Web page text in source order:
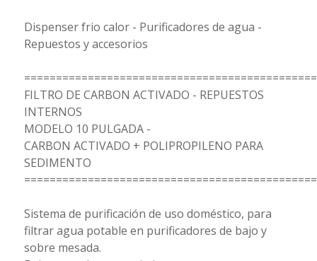
Dispenser frio calor - Purificadores de agua -
Repuestos y accesorios
FILTRO DE CARBON ACTIVADO - REPUESTOS
INTERNOS
MODELO 10 PULGADA -
CARBON ACTIVADO + POLIPROPILENO PARA
SEDIMENTO
Sistema de purificación de uso doméstico, para
filtrar agua potable en purificadores de bajo y
sobre mesada.